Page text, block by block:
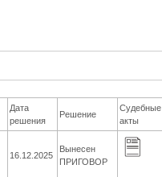
Дата
решения
Решение
Судебные
акты
16.12.2025
Вынесен
ПРИГОВОР